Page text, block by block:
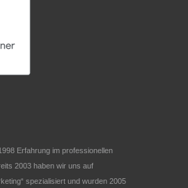
Erfahrung im professionellen
2003 haben wir uns auf
spezialisiert und wurden 2005